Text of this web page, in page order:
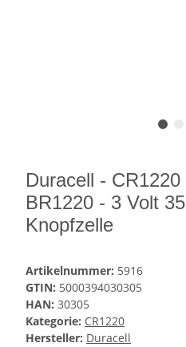
Duracell -
BR1220 - 3 Volt
Knopfzelle
Artikelnummer: 5916
GTIN: 5000394030305
HAN: 30305
Kategorie: CR1220
Hersteller: Duracell